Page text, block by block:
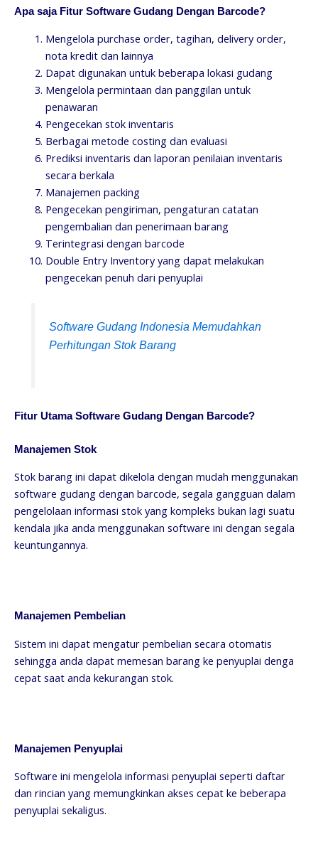
Apa saja Fitur Software Gudang Dengan Barcode?
Mengelola purchase order, tagihan, delivery order,
nota kredit dan lainnya
Dapat digunakan untuk beberapa lokasi gudang
Mengelola permintaan dan panggilan untuk
penawaran
Pengecekan stok inventaris
Berbagai metode costing dan evaluasi
Prediksi inventaris dan laporan penilaian inventaris
secara berkala
Manajemen packing
Pengecekan pengiriman, pengaturan catatan
pengembalian dan penerimaan barang
Terintegrasi dengan barcode
Double Entry Inventory yang dapat melakukan
pengecekan penuh dari penyuplai
Software Gudang Indonesia Memudahkan
Perhitungan Stok Barang
Fitur Utama Software Gudang Dengan Barcode?
Manajemen Stok
Stok barang ini dapat dikelola dengan mudah menggunakan
software gudang dengan barcode, segala gangguan dalam
pengelolaan informasi stok yang kompleks bukan lagi suatu
kendala jika anda menggunakan software ini dengan segala
keuntungannya.
Manajemen Pembelian
Sistem ini dapat mengatur pembelian secara otomatis
sehingga anda dapat memesan barang ke penyuplai denga
cepat saat anda kekurangan stok.
Manajemen Penyuplai
Software ini mengelola informasi penyuplai seperti daftar
dan rincian yang memungkinkan akses cepat ke beberapa
penyuplai sekaligus.